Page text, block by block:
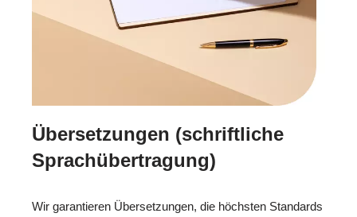
Übersetzungen (schriftliche
Sprachübertragung)
Wir garantieren Übersetzungen, die höchsten Standards